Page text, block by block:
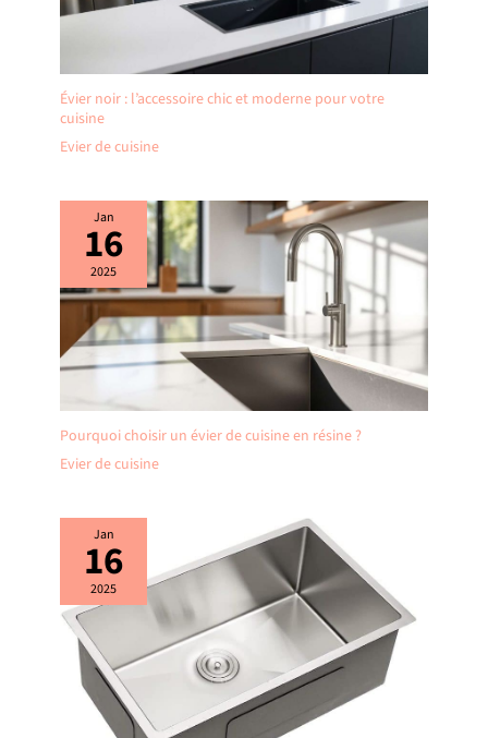
Évier noir : l’accessoire chic et moderne pour votre
cuisine
Evier de cuisine
Jan
16
2025
Pourquoi choisir un évier de cuisine en résine ?
Evier de cuisine
Jan
16
2025